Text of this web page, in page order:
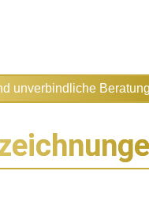
unverbindliche